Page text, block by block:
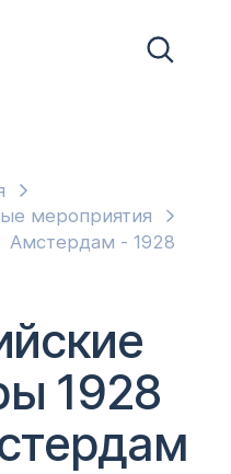
мероприятия
Амстердам - 1928
1928